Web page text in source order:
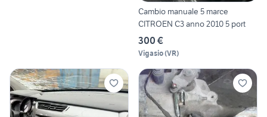
Cambio manuale 5 marce
CITROEN C3 anno 2010 5 port
300 €
Vigasio(VR)